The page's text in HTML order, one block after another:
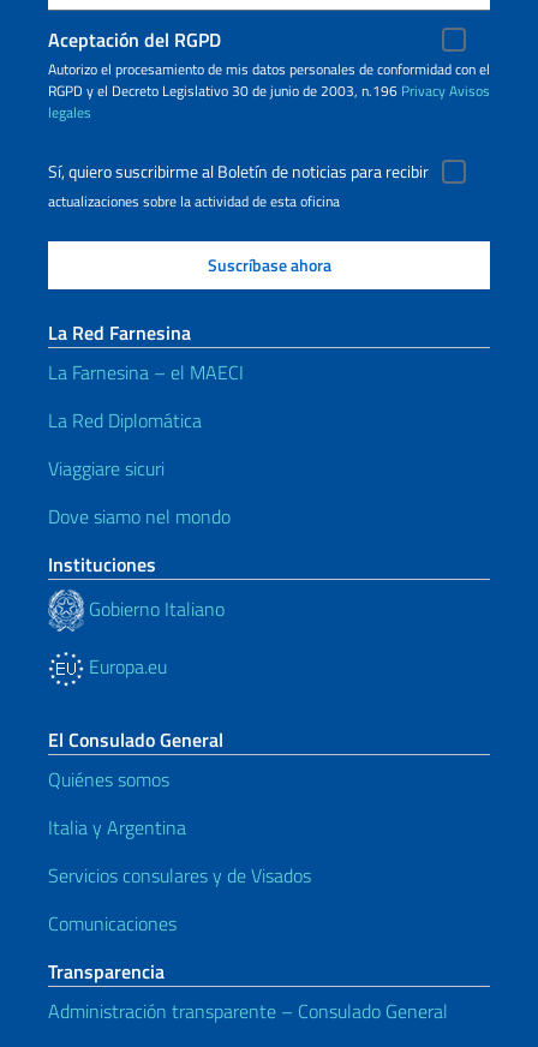
Aceptación del RGPD
Autorizo ​​el procesamiento de mis datos personales de conformidad con el
RGPD y el Decreto Legislativo 30 de junio de 2003, n.196 PrivacyAvisos
legales
Sí, quiero suscribirme al Boletín de noticias para recibir
actualizaciones sobre la actividad de esta oficina
La Red Farnesina
La Farnesina – el MAECI
La Red Diplomática
Viaggiare sicuri
Dove siamo nel mondo
Instituciones
Gobierno Italiano
Europa.eu
El Consulado General
Quiénes somos
Italia y Argentina
Servicios consulares y de Visados
Comunicaciones
Transparencia
Administración transparente – Consulado General